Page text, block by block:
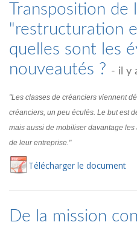
Transposition
"restructuration
quelles sont les
nouveautés ? - il y
"Les classes de créanciers viennent
créanciers, un peu éculés. Le but est
mais aussi de mobiliser davantage
de leur entreprise."
Télécharger le document
De la mission